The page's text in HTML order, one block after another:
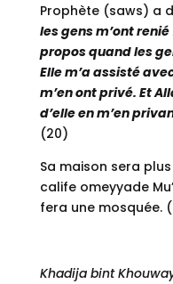
Prophète (saws) a
les gens m’ont
propos quand les
Elle m’a assisté
m’en ont privé. Et
d’elle en m’en
(20)
Sa maison sera
calife omeyyade
fera une mosquée.
Khadija bint